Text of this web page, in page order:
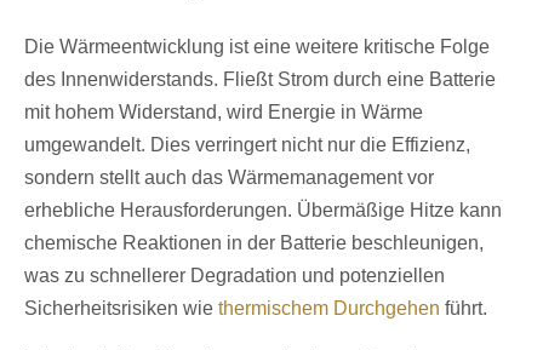
Die Wärmeentwicklung ist eine weitere kritische Folge
des Innenwiderstands. Fließt Strom durch eine Batterie
mit hohem Widerstand, wird Energie in Wärme
umgewandelt. Dies verringert nicht nur die Effizienz,
sondern stellt auch das Wärmemanagement vor
erhebliche Herausforderungen. Übermäßige Hitze kann
chemische Reaktionen in der Batterie beschleunigen,
was zu schnellerer Degradation und potenziellen
Sicherheitsrisiken wie thermischem Durchgehen führt.